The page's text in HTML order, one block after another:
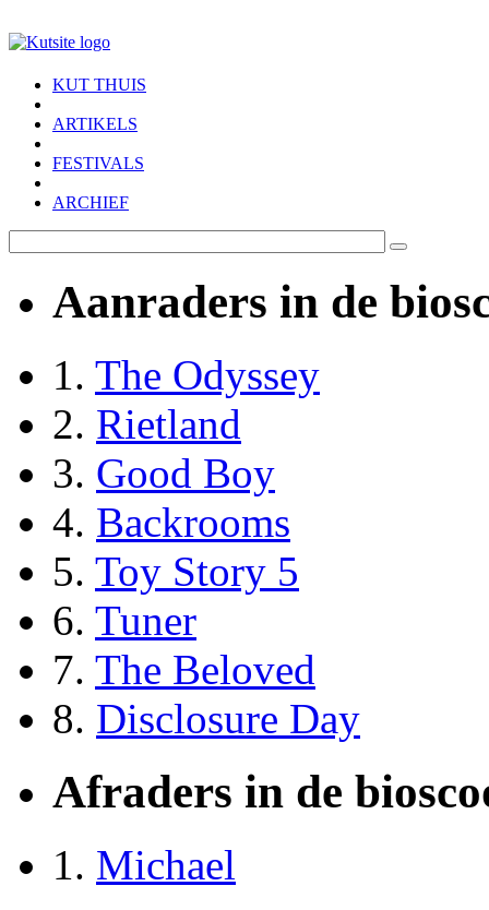
KUT THUIS
ARTIKELS
FESTIVALS
ARCHIEF
Aanraders in de
1. The Odyssey
2. Rietland
3. Good Boy
4. Backrooms
5. Toy Story 5
6. Tuner
7. The Beloved
8. Disclosure Day
Afraders in de
1. Michael